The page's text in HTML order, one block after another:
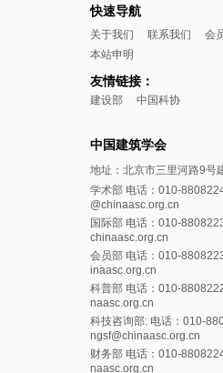
快速导航
关于我们 联系我们
会
本站申明
友情链接：
建设部 中国科协
中国建筑学会
地址：北京市三里河路9号
学术部 电话：010-
@chinaasc.org.cn
国际部 电话：010-
chinaasc.org.cn
会员部 电话：010-
inaasc.org.cn
科普部 电话：010-
naasc.org.cn
科技咨询部: 电话：010-
ngsf@chinaasc.org.cn
财务部 电话：010-
naasc.org.cn